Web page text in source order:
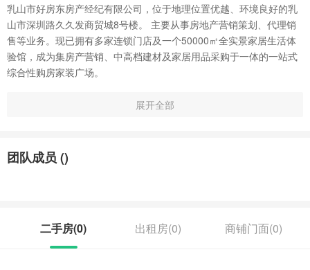
乳山市好房东房产经纪有限公司，位于地理位置优越、环境良好的乳
山市深圳路久久发商贸城8号楼。 主要从事房地产营销策划、代理销
售等业务。现已拥有多家连锁门店及一个50000㎡全实景家居生活体
验馆，成为集房产营销、中高档建材及家居用品采购于一体的一站式
综合性购房家装广场。
牌、产品特色、营销策略进行了科学规划，建成集不动产登记大厅、
购房过程的安全性，好房东还协助房产主管部门，自2017年2月起启
用房产网签服务系统，配合二手房交易资金监管业务对房地产交易进
展开全部
团队成员 ()
二手房(0) 出租房(0) 商铺门面(0)